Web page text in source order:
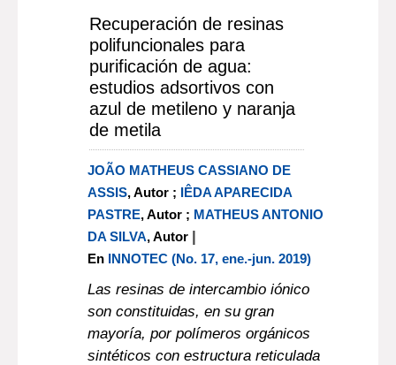
Recuperación de resinas
polifuncionales para
purificación de agua:
estudios adsortivos con
azul de metileno y naranja
de metila
JOÃO MATHEUS CASSIANO DE
ASSIS, Autor ; IÊDA APARECIDA
PASTRE, Autor ; MATHEUS ANTONIO
DA SILVA, Autor |
En INNOTEC (No. 17, ene.-jun. 2019)
Las resinas de intercambio iónico
son constituidas, en su gran
mayoría, por polímeros orgánicos
sintéticos con estructura reticulada